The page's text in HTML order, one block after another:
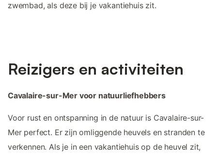
zwembad, als deze bij je vakantiehuis zit.
Reizigers en activiteiten
Cavalaire-sur-Mer voor natuurliefhebbers
Voor rust en ontspanning in de natuur is Cavalaire-sur-
Mer perfect. Er zijn omliggende heuvels en stranden te
verkennen. Als je in een vakantiehuis op de heuvel zit,